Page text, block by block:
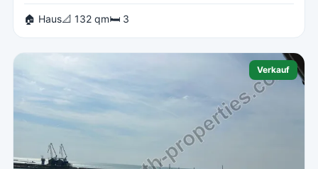
🏠 Haus📐 132 qm🛏 3
Verkauf